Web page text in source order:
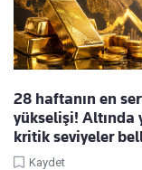
28 haftanın en
yükselişi! Altında
kritik seviyeler
Kaydet